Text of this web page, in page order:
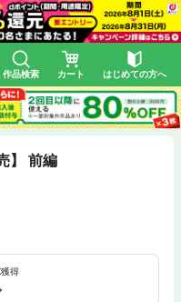
作品検索 カート はじめての方へ
】 前編
獲得